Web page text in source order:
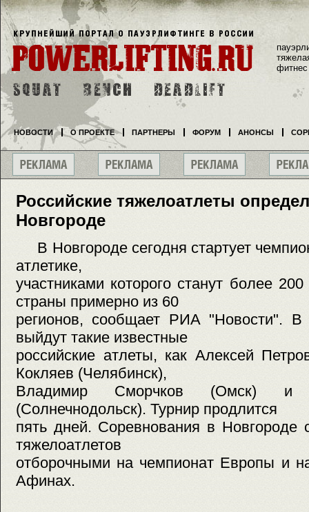
Российские тяжелоатлеты
Новгороде
В Новгороде сегодня стартует
атлетике,
участниками которого станут более
страны примерно из 60
регионов, сообщает РИА "Новости". В
выйдут такие известные
российские атлеты, как Алексей
Кокляев (Челябинск),
Владимир Сморчков (Омск) и
(Солнечнодольск). Турнир продлится
пять дней. Соревнования в Новгороде
тяжелоатлетов
отборочными на чемпионат Европы и
Афинах.
фитнес
НОВОСТИ О ПРОЕКТЕ ПАРТНЕРЫ ФОРУМ АНОНСЫ